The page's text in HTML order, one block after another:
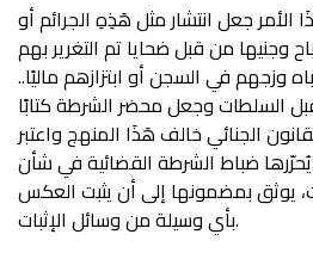
جعل انتشار مثل هَذِهِ الجرائم أو
وجنيها من قبل ضحايا تم التغرير بهم
وزجهم في السجن أو ابتزازهم ماليًا..
السلطات وجعل محضر الشرطة كتابًا
الجنائي خالف هَذَا المنهج واعتبر
يُحرّرها ضباط الشرطة القضائية في شأن
يوثق بمضمونها إلى أن يثبت العكس
بأي وسيلة من وسائل الإثبات.